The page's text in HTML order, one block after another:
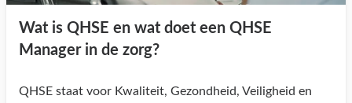
Wat is QHSE en wat doet een QHSE
Manager in de zorg?
QHSE staat voor Kwaliteit, Gezondheid, Veiligheid en